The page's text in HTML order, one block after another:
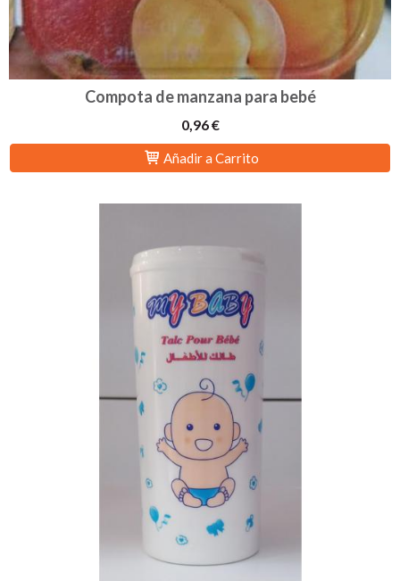
Compota de manzana para bebé
0,96 €
Añadir a Carrito